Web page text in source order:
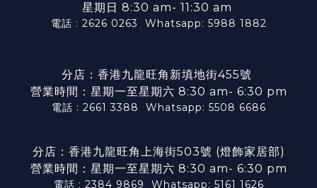
星期日 8:30 am- 11:30 am
電話 : 2626 0263 Whatsapp: 5988 1882
分店：香港九龍旺角新填地街455號
營業時間：星期一至星期六 8:30 am- 6:30 pm
電話 : 2661 3388 Whatsapp: 5508 6686
分店：香港九龍旺角上海街503號 (燈飾家居部)
營業時間：星期一至星期六 8:30 am- 6:30 pm
電話 : 2384 9869 Whatsapp: 5161 1626